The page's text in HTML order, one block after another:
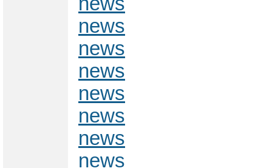
news
news
news
news
news
news
news